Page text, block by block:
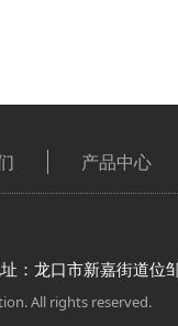
产品中心
：龙口市新嘉街道位
All rights reserved.